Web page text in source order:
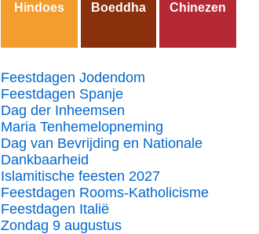
Hindoes Boeddha Chinezen
Feestdagen Jodendom
Feestdagen Spanje
Dag der Inheemsen
Maria Tenhemelopneming
Dag van Bevrijding en Nationale
Dankbaarheid
Islamitische feesten 2027
Feestdagen Rooms-Katholicisme
Feestdagen Italië
Zondag 9 augustus